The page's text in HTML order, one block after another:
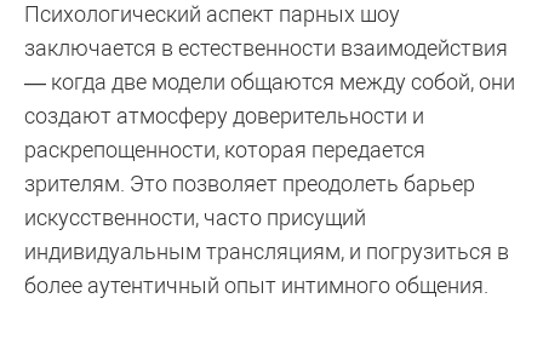
Психологический аспект парных шоу
заключается в естественности взаимодействия
— когда две модели общаются между собой, они
создают атмосферу доверительности и
раскрепощенности, которая передается
зрителям. Это позволяет преодолеть барьер
искусственности, часто присущий
индивидуальным трансляциям, и погрузиться в
более аутентичный опыт интимного общения.